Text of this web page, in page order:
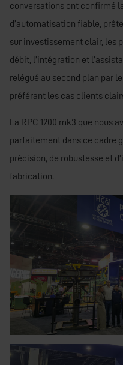
conversations ont confirmé
d’automatisation fiable,
sur investissement clair, les
débit, l’intégration et
relégué au second plan par
préférant les cas clients
La RPC 1200 mk3 que nous
parfaitement dans ce cadre
précision, de robustesse et
fabrication.